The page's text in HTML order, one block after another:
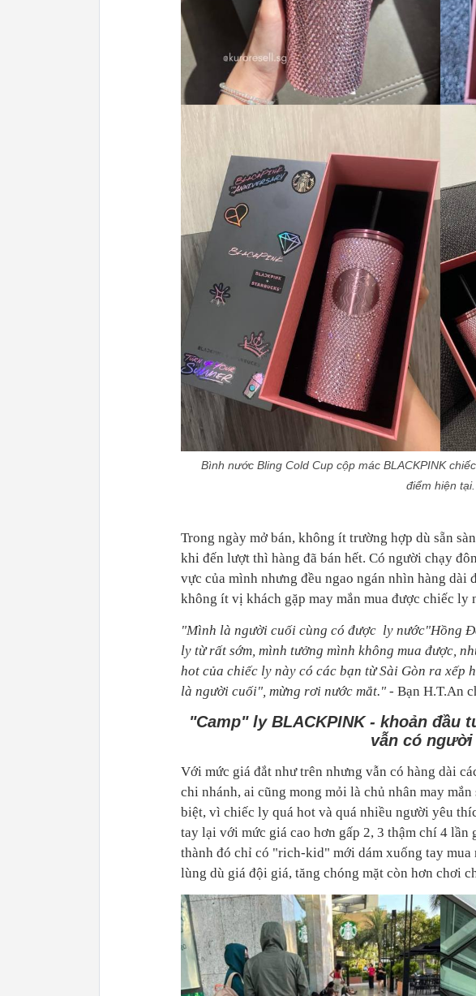
Bình nước Bling Cold Cup cộp mác BLACKPINK
điểm hiện tại.
Trong ngày mở bán, không ít trường hợp dù sẵn
khi đến lượt thì hàng đã bán hết. Có người chạy
vực của mình nhưng đều ngao ngán nhìn hàng dài
không ít vị khách gặp may mắn mua được chiếc ly
"Mình là người cuối cùng có được ly nước"Hồng
ly từ rất sớm, mình tưởng mình không mua được,
hot của chiếc ly này có các bạn từ Sài Gòn ra xếp
là người cuối", mừng rơi nước mắt." - Bạn H.T.An
"Camp" ly BLACKPINK - khoản đầu
vẫn có người
Với mức giá đắt như trên nhưng vẫn có hàng dài
chi nhánh, ai cũng mong mỏi là chủ nhân may
biệt, vì chiếc ly quá hot và quá nhiều người yêu
tay lại với mức giá cao hơn gấp 2, 3 thậm chí 4 lần
thành đó chỉ có "rich-kid" mới dám xuống tay mua
lùng dù giá đội giá, tăng chóng mặt còn hơn chơi